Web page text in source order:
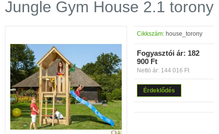
Jungle Gym House 2.1 torony
Cikkszám: house_torony
Fogyasztói ár: 182
900 Ft
Nettó ár: 144 016 Ft
Érdeklődés